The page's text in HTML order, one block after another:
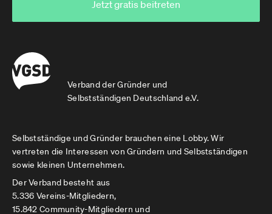
Verband der Gründer und
Selbstständigen Deutschland e.V.
Jetzt gratis beitreten
Selbstständige und Gründer brauchen eine Lobby. Wir
vertreten die Interessen von Gründern und Selbstständigen
sowie kleinen Unternehmen.
Der Verband besteht aus
5.336 Vereins-Mitgliedern,
15.842 Community-Mitgliedern und